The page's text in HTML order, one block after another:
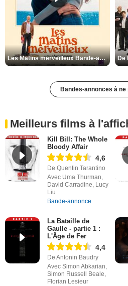
Les Matins merveilleux Bande-annonce VF
Bandes-annonces à
Meilleurs films à
Kill Bill: The Whole
Bloody Affair
4,6
De Quentin Tarantino
Avec Uma Thurman,
David Carradine, Lucy
Liu
Bande-annonce
La Bataille de
Gaulle - partie 1 :
L'Âge de Fer
4,4
De Antonin Baudry
Avec Simon Abkarian,
Simon Russell Beale,
Florian Lesieur